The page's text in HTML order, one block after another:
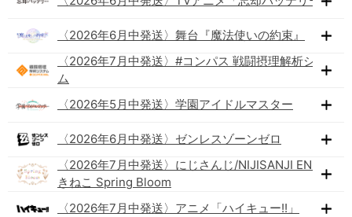
〈2026年6月中発送〉舞台『魔法使いの約束』
〈2026年7月中発送〉#コンパス 戦闘摂理解析システ
ム
〈2026年5月中発送〉学園アイドルマスター
〈2026年6月中発送〉ゼンレスゾーンゼロ
〈2026年7月中発送〉にじさんじ/NIJISANJI EN×まね
きねこ Spring Bloom
〈2026年7月中発送〉アニメ「ハイキュー!!」